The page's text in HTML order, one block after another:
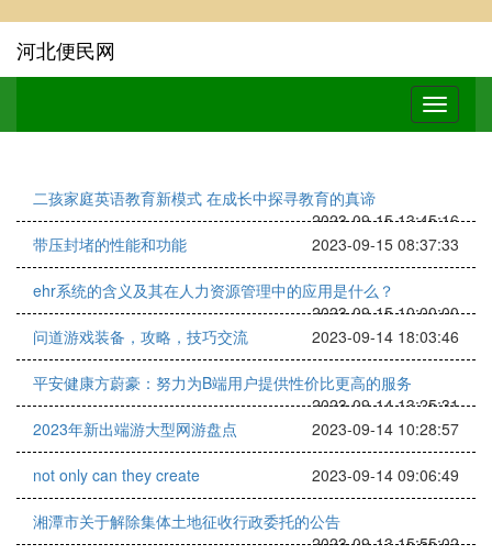
河北便民网
二孩家庭英语教育新模式 在成长中探寻教育的真谛
2023-09-15 13:45:16
带压封堵的性能和功能
2023-09-15 08:37:33
ehr系统的含义及其在人力资源管理中的应用是什么？
2023-09-15 10:00:00
问道游戏装备，攻略，技巧交流
2023-09-14 18:03:46
平安健康方蔚豪：努力为B端用户提供性价比更高的服务
2023-09-14 13:25:31
2023年新出端游大型网游盘点
2023-09-14 10:28:57
not only can they create 2023-09-14 09:06:49
湘潭市关于解除集体土地征收行政委托的公告
2023-09-13 15:55:02